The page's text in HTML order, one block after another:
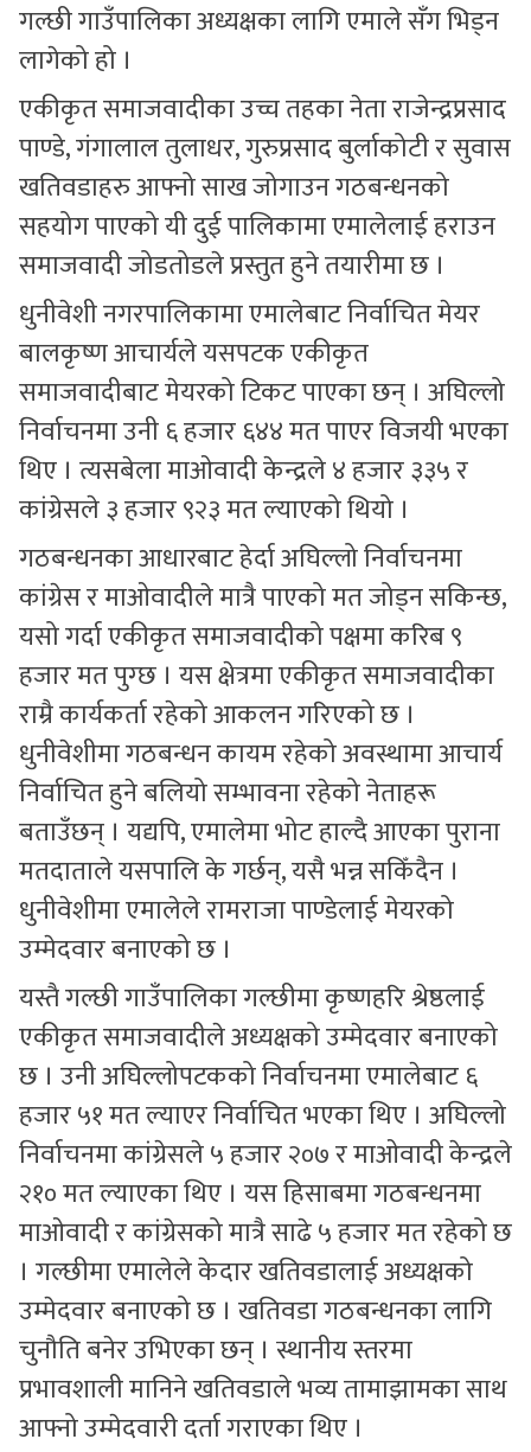
गल्छी गाउँपालिका अध्यक्षका लागि एमाले सँग भिड्न
लागेको हो ।
एकीकृत समाजवादीका उच्च तहका नेता राजेन्द्रप्रसाद
पाण्डे, गंगालाल तुलाधर, गुरुप्रसाद बुर्लाकोटी र सुवास
खतिवडाहरु आफ्नो साख जोगाउन गठबन्धनको
सहयोग पाएको यी दुई पालिकामा एमालेलाई हराउन
समाजवादी जोडतोडले प्रस्तुत हुने तयारीमा छ ।
धुनीवेशी नगरपालिकामा एमालेबाट निर्वाचित मेयर
बालकृष्ण आचार्यले यसपटक एकीकृत
समाजवादीबाट मेयरको टिकट पाएका छन् । अघिल्लो
निर्वाचनमा उनी ६ हजार ६४४ मत पाएर विजयी भएका
थिए । त्यसबेला माओवादी केन्द्रले ४ हजार ३३५ र
कांग्रेसले ३ हजार ९२३ मत ल्याएको थियो ।
गठबन्धनका आधारबाट हेर्दा अघिल्लो निर्वाचनमा
कांग्रेस र माओवादीले मात्रै पाएको मत जोड्न सकिन्छ,
यसो गर्दा एकीकृत समाजवादीको पक्षमा करिब ९
हजार मत पुग्छ । यस क्षेत्रमा एकीकृत समाजवादीका
राम्रै कार्यकर्ता रहेको आकलन गरिएको छ ।
धुनीवेशीमा गठबन्धन कायम रहेको अवस्थामा आचार्य
निर्वाचित हुने बलियो सम्भावना रहेको नेताहरू
बताउँछन् । यद्यपि, एमालेमा भोट हाल्दै आएका पुराना
मतदाताले यसपालि के गर्छन्, यसै भन्न सकिँदैन ।
धुनीवेशीमा एमालेले रामराजा पाण्डेलाई मेयरको
उम्मेदवार बनाएको छ ।
यस्तै गल्छी गाउँपालिका गल्छीमा कृष्णहरि श्रेष्ठलाई
एकीकृत समाजवादीले अध्यक्षको उम्मेदवार बनाएको
छ । उनी अघिल्लोपटकको निर्वाचनमा एमालेबाट ६
हजार ५१ मत ल्याएर निर्वाचित भएका थिए । अघिल्लो
निर्वाचनमा कांग्रेसले ५ हजार २०७ र माओवादी केन्द्रले
२१० मत ल्याएका थिए । यस हिसाबमा गठबन्धनमा
माओवादी र कांग्रेसको मात्रै साढे ५ हजार मत रहेको छ
। गल्छीमा एमालेले केदार खतिवडालाई अध्यक्षको
उम्मेदवार बनाएको छ । खतिवडा गठबन्धनका लागि
चुनौति बनेर उभिएका छन् । स्थानीय स्तरमा
प्रभावशाली मानिने खतिवडाले भव्य तामाझामका साथ
आफ्नो उम्मेदवारी दर्ता गराएका थिए ।